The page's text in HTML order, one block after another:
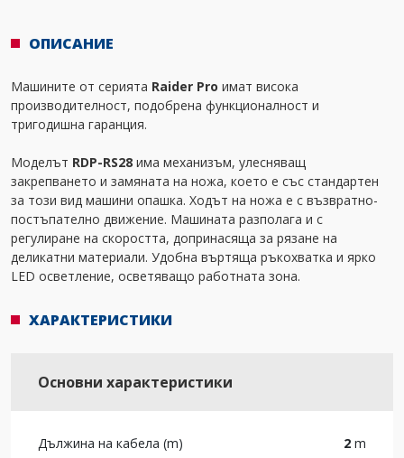
ОПИСАНИЕ
Машините от серията Raider Pro имат висока
производителност, подобрена функционалност и
тригодишна гаранция.
Моделът RDP-RS28 има механизъм, улесняващ
закрепването и замяната на ножа, което е със стандартен
за този вид машини опашка. Ходът на ножа е с възвратно-
постъпателно движение. Машината разполага и с
регулиране на скоростта, допринасяща за рязане на
деликатни материали. Удобна въртяща ръкохватка и ярко
LED осветление, осветяващо работната зона.
ХАРАКТЕРИСТИКИ
Основни характеристики
Дължина на кабела (m) 2 m